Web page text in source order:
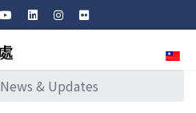
News & Updates